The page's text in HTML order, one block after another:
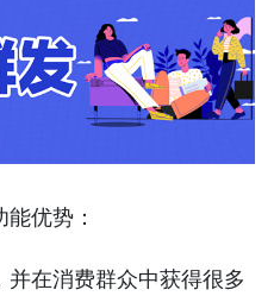
能优势：
并在消费群众中获得很多